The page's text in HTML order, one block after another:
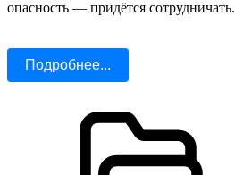
опасность — придётся сотрудничать.
Подробнее...